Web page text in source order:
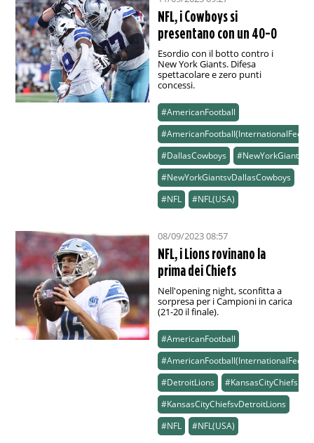
NFL, i Cowboys si
presentano con un 40-0
Esordio con il botto contro i
New York Giants. Difesa
spettacolare e zero punti
concessi.
#AmericanFootball
#AmericanFootball(InternationalFeed)
#DallasCowboys
#NewYorkGiants
#NewYorkGiantsvDallasCowboys
#NFL
#NFL(USA)
08/09/2023 08:57
NFL, i Lions rovinano la
prima dei Chiefs
Nell'opening night, sconfitta a
sorpresa per i Campioni in carica
(21-20 il finale).
#AmericanFootball
#AmericanFootball(InternationalFeed)
#DetroitLions
#KansasCityChiefs
#KansasCityChiefsvDetroitLions
#NFL
#NFL(USA)